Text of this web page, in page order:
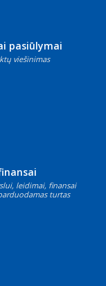
pasiūlymai
viešinimas
leidimai, finansai
turtas